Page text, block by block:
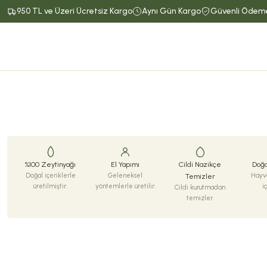
950 TL ve Üzeri Ücretsiz Kargo Aynı Gün Kargo Güvenli
%100 Zeytinyağı
Doğal içeriklerle
üretilmiştir.
El Yapımı
Geleneksel
yöntemlerle üretilir.
Cildi Nazikçe
Temizler
Cildi kurutmadan
temizler.